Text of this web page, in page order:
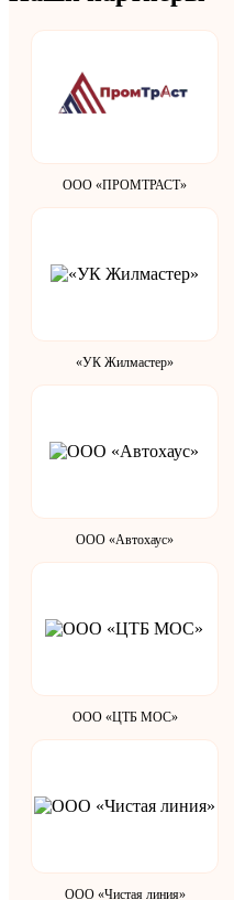
ООО «ПРОМТРАСТ»
«УК Жилмастер»
ООО «Автохаус»
ООО «ЦТБ МОС»
ООО «Чистая линия»